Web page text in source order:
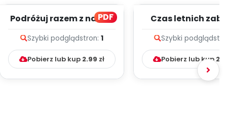
PDF
Podróżuj razem z nami -
Szybki podglądstron: 1
Pobierz lub kup 2.99 zł
Czas letnich
Szybki podgląd
Pobierz lub kup